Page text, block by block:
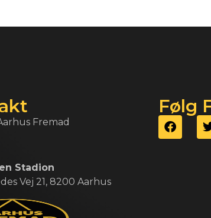
Fremad
Stadion
Vej 21, 8200 Aarhus
Følg